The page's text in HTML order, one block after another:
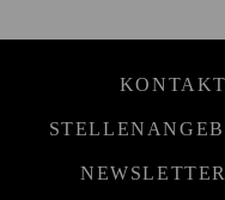
KONTAKT
NEWSLETTER